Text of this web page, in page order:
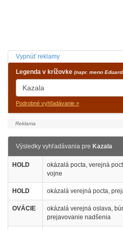
Vypnúť reklamy
Legenda v krížovke (napr. meno
Podrobné vyhľadávanie »
Výsledky vyhľadávania pre Kazala
HOLD
okázalá pocta, verejná
vojne
HOLD okázalá verejná pocta,
OVÁCIE
okázalá verejná oslava,
prejavovanie nadšenia